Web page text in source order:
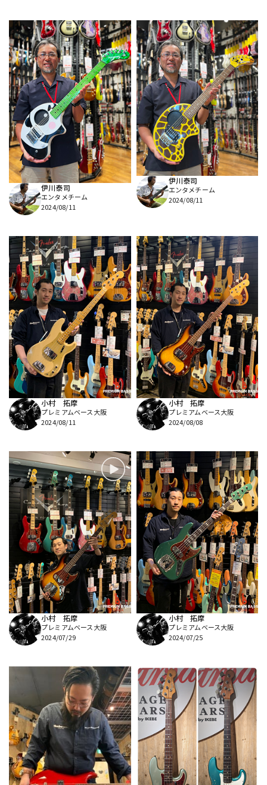
伊川泰司
エンタメチーム
2024/08/11
伊川泰司
エンタメチーム
2024/08/11
小村 拓摩
プレミアムベース大阪
2024/08/11
小村 拓摩
プレミアムベース大阪
2024/08/08
小村 拓摩
プレミアムベース大阪
2024/07/29
小村 拓摩
プレミアムベース大阪
2024/07/25